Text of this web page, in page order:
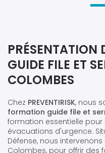
PRÉSENTATION
GUIDE FILE ET
COLOMBES
Chez PREVENTIRISK, nous
formation guide file et
formation essentielle
évacuations d'urgence.
Défense, nous
Colombes, pour offrir des